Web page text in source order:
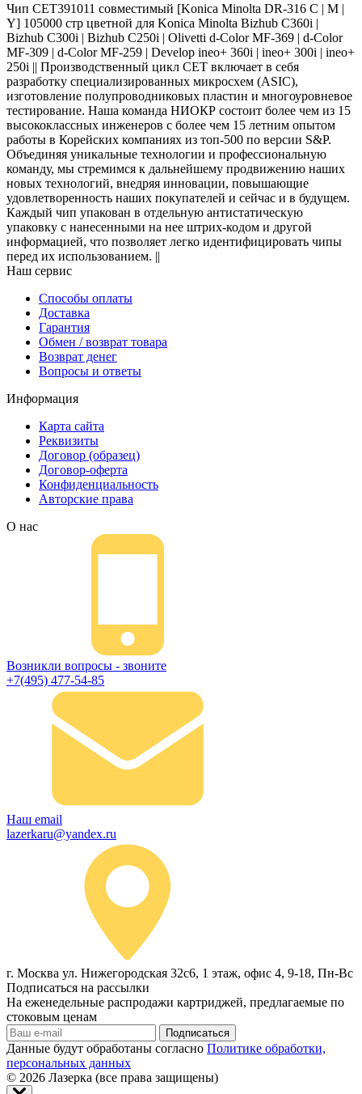
Чип CET391011 совместимый [Konica Minolta DR-316 C | M |
Y] 105000 стр цветной для Konica Minolta Bizhub C360i |
Bizhub C300i | Bizhub C250i | Olivetti d-Color MF-369 | d-Color
MF-309 | d-Color MF-259 | Develop ineo+ 360i | ineo+ 300i | ineo+
250i || Производственный цикл CET включает в себя
разработку специализированных микросхем (ASIC),
изготовление полупроводниковых пластин и многоуровневое
тестирование. Наша команда НИОКР состоит более чем из 15
высококлассных инженеров с более чем 15 летним опытом
работы в Корейских компаниях из топ-500 по версии S&P.
Объединяя уникальные технологии и профессиональную
команду, мы стремимся к дальнейшему продвижению наших
новых технологий, внедряя инновации, повышающие
удовлетворенность наших покупателей и сейчас и в будущем.
Каждый чип упакован в отдельную антистатическую
упаковку с нанесенными на нее штрих-кодом и другой
информацией, что позволяет легко идентифицировать чипы
перед их использованием. ||
Наш сервис
Способы оплаты
Доставка
Гарантия
Обмен / возврат товара
Возврат денег
Вопросы и ответы
Информация
Карта сайта
Реквизиты
Договор (образец)
Договор-оферта
Конфиденциальность
Авторские права
О нас
Возникли вопросы - звоните
+7(495) 477-54-85
Наш email
lazerkaru@yandex.ru
г. Москва ул. Нижегородская 32с6, 1 этаж, офис 4, 9-18, Пн-Вс
Подписаться на рассылки
На еженедельные распродажи картриджей, предлагаемые по
стоковым ценам
Подписаться
Данные будут обработаны согласно Политике обработки,
персональных данных
© 2026 Лазерка (все права защищены)